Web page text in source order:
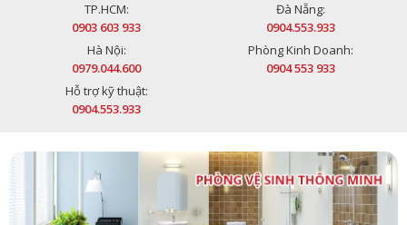
TP.HCM:
0903 603 933
Đà Nẵng:
0904.553.933
Hà Nội:
0979.044.600
Phòng Kinh Doanh:
0904 553 933
Hỗ trợ kỹ thuật:
0904.553.933